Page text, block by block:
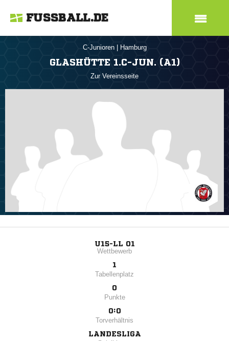
FUSSBALL.DE
C-Junioren Hamburg
GLASHÜTTE 1.C-JUN. (A1)
Zur Vereinsseite
U15-LL 01
Wettbewerb
1
Tabellenplatz
0
Punkte
0:0
Torverhältnis
LANDESLIGA